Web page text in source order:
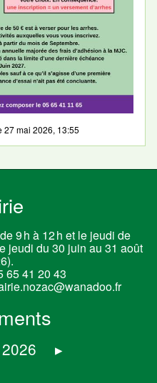
27 mai 2026, 13:55
9 h à 12 h et le jeudi de
jeudi du 30 juin au 31 août
65 41 20 43
▸